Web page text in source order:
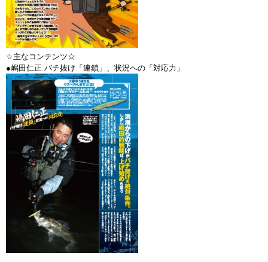
☆主なコンテンツ☆
●嶋田仁正 バチ抜け「連鎖」、状況への「対応力」